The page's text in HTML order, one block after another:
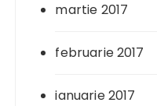
martie 2017
februarie 2017
ianuarie 2017